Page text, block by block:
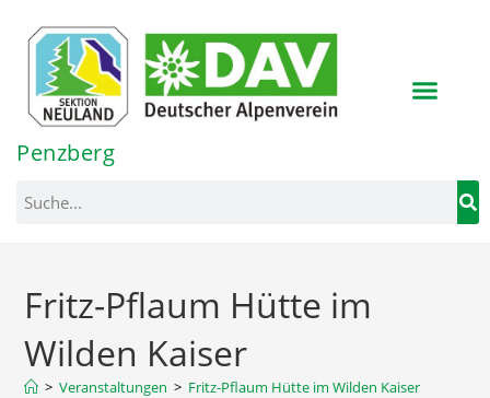
springen
Penzberg
Fritz-Pflaum Hütte im
Wilden Kaiser
> Veranstaltungen > Fritz-Pflaum Hütte im Wilden Kaiser